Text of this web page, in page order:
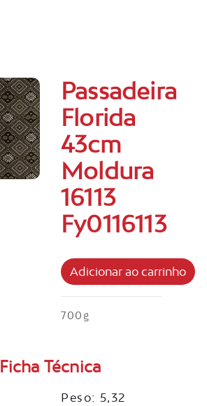
Passadeira
Florida
43cm
Moldura
16113
Fy0116113
700g
Ficha Técnica
Peso: 5,32